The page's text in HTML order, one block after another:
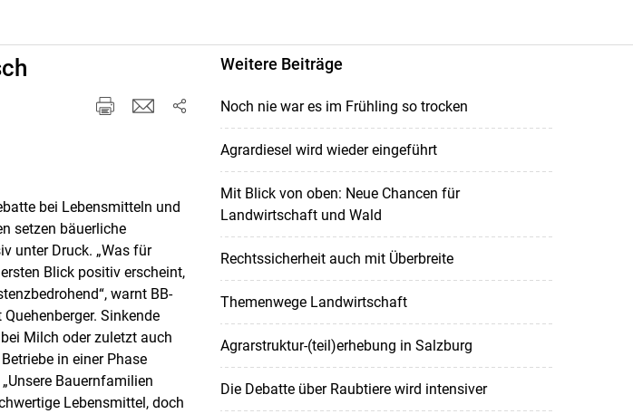
content
bei Lebensmitteln und
setzen bäuerliche
unter Druck. „Was für
Blick positiv erscheint,
warnt BB-
Sinkende
Milch oder zuletzt auch
in einer Phase
Bauernfamilien
Lebensmittel, doch
Weitere Beiträge
Noch nie war es im Frühling so trocken
Agrardiesel wird wieder eingeführt
Mit Blick von oben: Neue Chancen für
Landwirtschaft und Wald
Rechtssicherheit auch mit Überbreite
Themenwege Landwirtschaft
Agrarstruktur-(teil)erhebung in Salzburg
Die Debatte über Raubtiere wird intensiver